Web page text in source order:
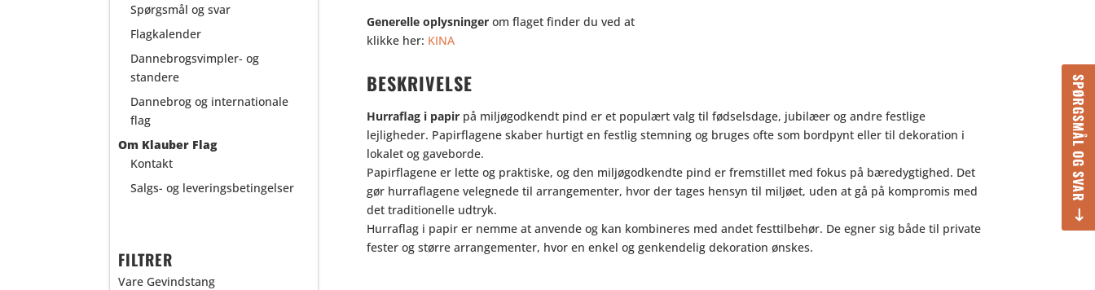
SPØRGSMÅL OG SVAR
Generelle oplysninger om flaget finder du ved at
klikke her: KINA
BESKRIVELSE
Hurraflag i papir på miljøgodkendt pind er et populært valg til fødselsdage, jubilæer og andre festlige
lejligheder. Papirflagene skaber hurtigt en festlig stemning og bruges ofte som bordpynt eller til dekoration i
lokalet og gaveborde.
Papirflagene er lette og praktiske, og den miljøgodkendte pind er fremstillet med fokus på bæredygtighed. Det
gør hurraflagene velegnede til arrangementer, hvor der tages hensyn til miljøet, uden at gå på kompromis med
det traditionelle udtryk.
Hurraflag i papir er nemme at anvende og kan kombineres med andet festtilbehør. De egner sig både til private
fester og større arrangementer, hvor en enkel og genkendelig dekoration ønskes.
Spørgsmål og svar
Flagkalender
Dannebrogsvimpler- og
standere
Dannebrog og internationale
flag
Om Klauber Flag
Kontakt
Salgs- og leveringsbetingelser
FILTRER
Vare Gevindstang